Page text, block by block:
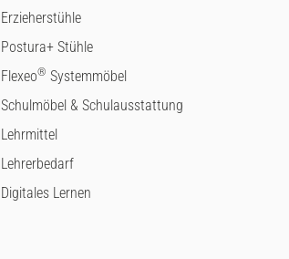
Erzieherstühle
Postura+ Stühle
Flexeo® Systemmöbel
Schulmöbel & Schulausstattung
Lehrmittel
Lehrerbedarf
Digitales Lernen